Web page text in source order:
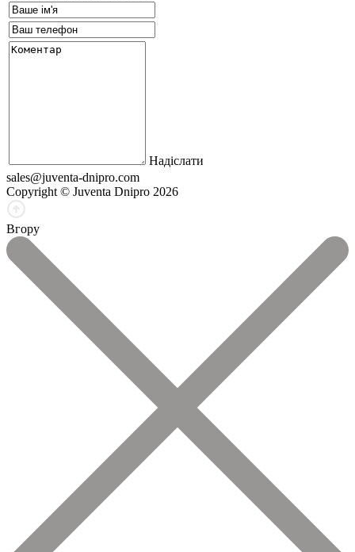
Надіслати
sales@juventa-dnipro.com
Copyright © Juventa Dnipro 2026
Вгору